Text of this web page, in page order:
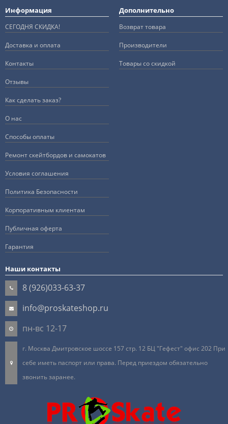
Информация
СЕГОДНЯ СКИДКА!
Доставка и оплата
Контакты
Отзывы
Как сделать заказ?
О нас
Способы оплаты
Ремонт скейтбордов и самокатов
Условия соглашения
Политика Безопасности
Корпоративным клиентам
Публичная оферта
Гарантия
Дополнительно
Возврат товара
Производители
Товары со скидкой
Наши контакты
8 (926)033-63-37
info@proskateshop.ru
пн-вс 12-17
г. Москва Дмитровское шоссе 157 стр. 12 БЦ "Гефест" офис 202 При
себе иметь паспорт или права. Перед приездом обязательно
звонить заранее.